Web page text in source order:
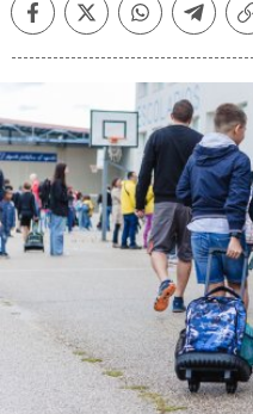
FacebookTwitterWhatsapp